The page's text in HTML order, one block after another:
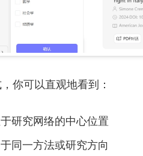
你可以直观地看到：
研究网络的中心位置
同一方法或研究方向